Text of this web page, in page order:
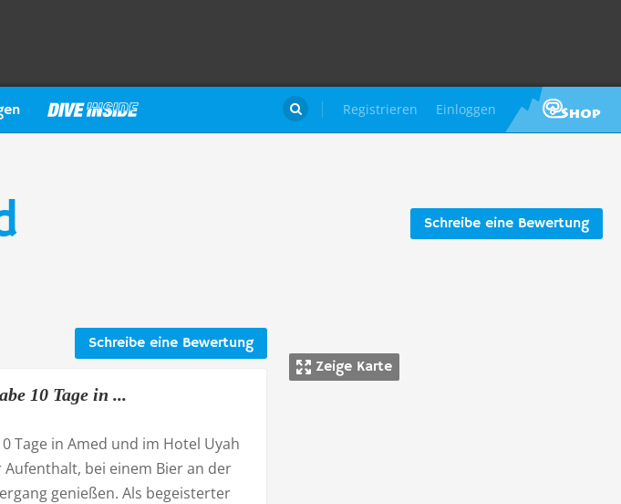
Registrieren Einloggen

Schreibe eine Bewertung
Zeige Karte
Schreibe eine Bewertung
10 Tage in ...
Tage in Amed und im Hotel Uyah
bei einem Bier an der
genießen. Als begeisterter